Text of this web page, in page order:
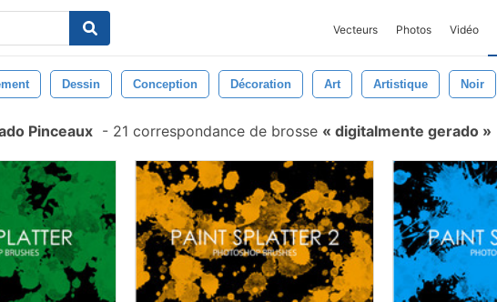
Vecteurs Photos Vidéo
Dessin Conception Décoration Art Artistique Noir
Pinceaux - 21 correspondance de brosse digitalmente gerado